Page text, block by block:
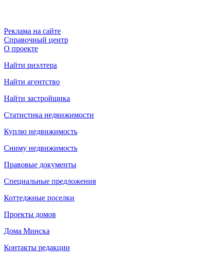
Реклама на сайте
Справочный центр
О проекте
Найти риэлтера
Найти агентство
Найти застройщика
Статистика недвижимости
Куплю недвижимость
Сниму недвижимость
Правовые документы
Специальные предложения
Коттеджные поселки
Проекты домов
Дома Минска
Контакты редакции